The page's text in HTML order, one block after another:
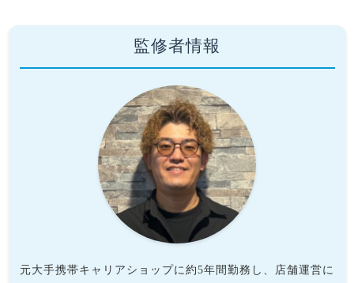
監修者情報
元大手携帯キャリアショップに約5年間勤務し、店舗運営に